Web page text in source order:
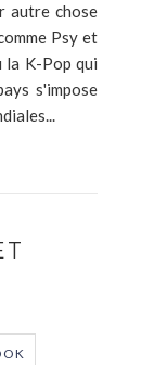
autre chose
Psy et
la K-Pop qui
s'impose